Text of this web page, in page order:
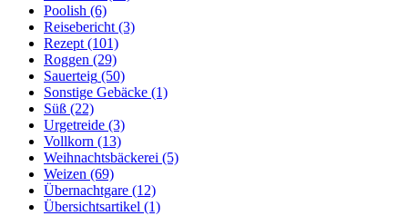
Poolish (6)
Reisebericht (3)
Rezept (101)
Roggen (29)
Sauerteig (50)
Sonstige Gebäcke (1)
Süß (22)
Urgetreide (3)
Vollkorn (13)
Weihnachtsbäckerei (5)
Weizen (69)
Übernachtgare (12)
Übersichtsartikel (1)